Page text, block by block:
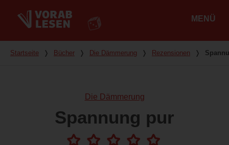
MENÜ
Du bist hier
Startseite ❭ Bücher ❭ Die Dämmerung ❭ Rezensionen ❭
Die Dämmerung
Spannung pur